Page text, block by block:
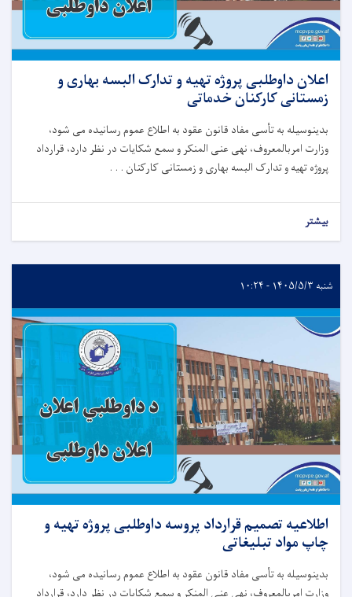
اعلان داوطلبی پروژه تهیه و تدارک البسه بهاری و
زمستانی کارکنان خدماتی
بدینوسیله بهتأسی مفاد قانون عقود به اطلاع عمومرسانیده می شود،
وزارت امربالمعروف، نهی عنی المنکر و سمع شکایات درنظردارد، قرارداد
پروژه تهیه و تدارک البسه بهاری و زمستانی کارکنان . . .
بیشتر
شنبه ۱۴۰۵/۵/۳ - ۱۰:۲۴
اطلاعیه تصمیم قرارداد پروسه داوطلبی پروژه تهیه و
چاپ مواد تبلیغاتی
بدینوسیله بهتأسی مفاد قانون عقود به اطلاع عمومرسانیده می شود،